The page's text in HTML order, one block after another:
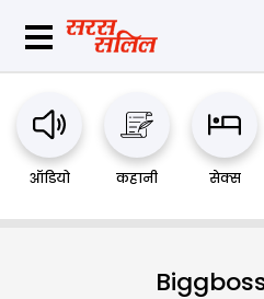
ऑडियो कहानी सेक्स